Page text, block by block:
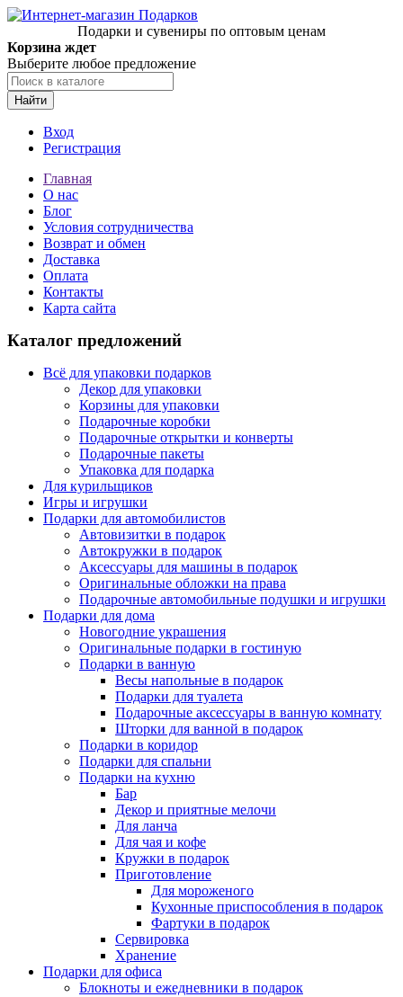
Подарки и сувениры по оптовым ценам
Корзина ждет
Выберите любое предложение
Найти
Вход
Регистрация
Главная
О нас
Блог
Условия сотрудничества
Возврат и обмен
Доставка
Оплата
Контакты
Карта сайта
Каталог предложений
Всё для упаковки подарков
Декор для упаковки
Корзины для упаковки
Подарочные коробки
Подарочные открытки и конверты
Подарочные пакеты
Упаковка для подарка
Для курильщиков
Игры и игрушки
Подарки для автомобилистов
Автовизитки в подарок
Автокружки в подарок
Аксессуары для машины в подарок
Оригинальные обложки на права
Подарочные автомобильные подушки и игрушки
Подарки для дома
Новогодние украшения
Оригинальные подарки в гостиную
Подарки в ванную
Весы напольные в подарок
Подарки для туалета
Подарочные аксессуары в ванную комнату
Шторки для ванной в подарок
Подарки в коридор
Подарки для спальни
Подарки на кухню
Бар
Декор и приятные мелочи
Для ланча
Для чая и кофе
Кружки в подарок
Приготовление
Для мороженого
Кухонные приспособления в подарок
Фартуки в подарок
Сервировка
Хранение
Подарки для офиса
Блокноты и ежедневники в подарок